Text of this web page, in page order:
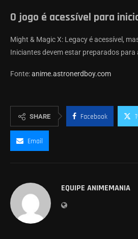
O jogo é acessível para
Might & Magic X: Legacy é acessível,
Iniciantes devem estar preparados
Fonte:anime.astronerdboy.com
SHARE Facebook
Email
EQUIPE ANIMEMANIA